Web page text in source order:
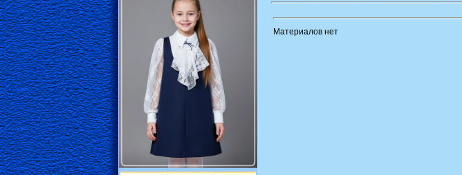
Материалов нет